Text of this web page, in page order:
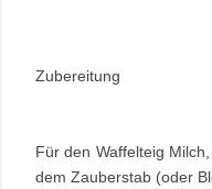
Zubereitung
Für den Waffelteig
dem Zauberstab (oder